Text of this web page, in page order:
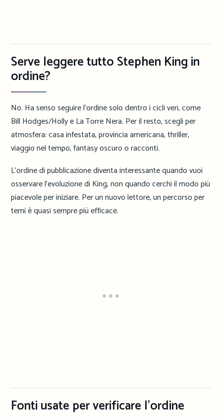
Serve leggere tutto Stephen King in
ordine?
No. Ha senso seguire l’ordine solo dentro i cicli veri, come
Bill Hodges/Holly e La Torre Nera. Per il resto, scegli per
atmosfera: casa infestata, provincia americana, thriller,
viaggio nel tempo, fantasy oscuro o racconti.
L’ordine di pubblicazione diventa interessante quando vuoi
osservare l’evoluzione di King, non quando cerchi il modo più
piacevole per iniziare. Per un nuovo lettore, un percorso per
temi è quasi sempre più efficace.
Fonti usate per verificare l’ordine